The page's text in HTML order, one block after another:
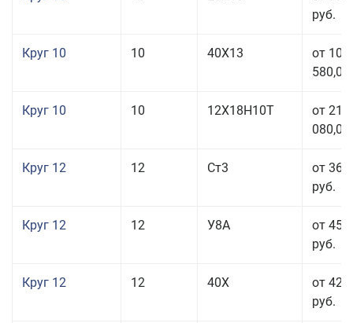
руб.
Круг 10 10 40Х13
от 106
580,00
Круг 10 10 12Х18Н10Т
от 215
080,00
Круг 12 12 Ст3
от 36
руб.
Круг 12 12 У8А
от 45
руб.
Круг 12 12 40Х
от 42
руб.